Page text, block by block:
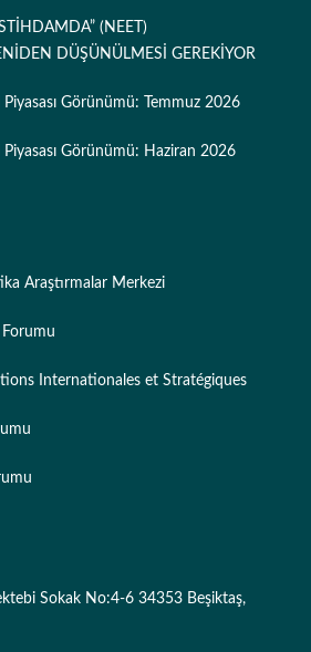
(NEET)
DÜŞÜNÜLMESİ GEREKİYOR
Görünümü: Temmuz 2026
Görünümü: Haziran 2026
Araştırmalar Merkezi
Internationales et Stratégiques
Sokak No:4-6 34353 Beşiktaş,